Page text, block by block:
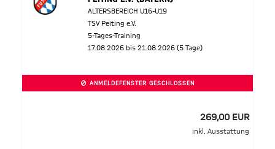
ALTERSBEREICH U16-U19
TSV Peiting e.V.
5-Tages-Training
17.08.2026 bis 21.08.2026 (5 Tage)
ANMELDEFENSTER GESCHLOSSEN
269,00 EUR
inkl. Ausstattung